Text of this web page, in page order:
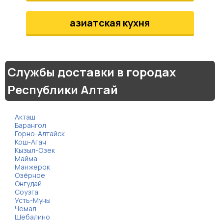
азиатская кухня
Службы доставки в городах
Республики Алтай
Акташ
Барангол
Горно-Алтайск
Кош-Агач
Кызыл-Озек
Майма
Манжерок
Озёрное
Онгудай
Соузга
Усть-Муны
Чемал
Шебалино